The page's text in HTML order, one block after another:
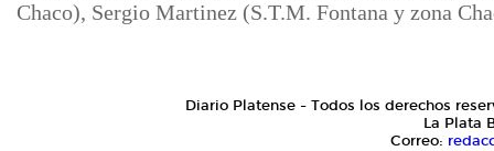
Chaco), Sergio Martinez (S.T.M. Fontana y zona
Diario Platense - Todos los derechos
La Plata
Correo: